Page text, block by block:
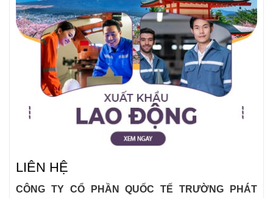
LIÊN HỆ
CÔNG TY CỔ PHẦN QUỐC TẾ TRƯỜNG PHÁT